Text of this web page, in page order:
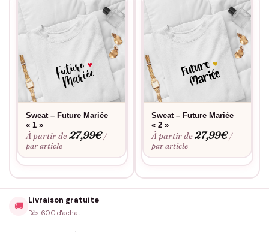
Sweat – Future Mariée
« 1 »
À partir de27,99€ /
par article
Sweat – Future Mariée
« 2 »
À partir de27,99€ /
par article
🚚
Livraison gratuite
Dès 60€ d'achat